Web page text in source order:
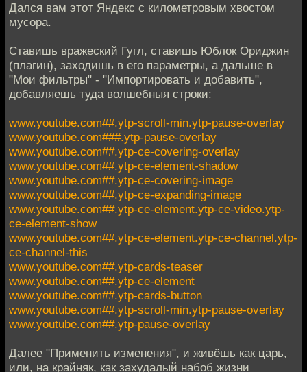
Дался вам этот Яндекс с километровым хвостом
мусора.
Ставишь вражеский Гугл, ставишь Юблок Ориджин
(плагин), заходишь в его параметры, а дальше в
"Мои фильтры" - "Импортировать и добавить",
добавляешь туда волшебныя строки:
www.youtube.com##.ytp-scroll-min.ytp-pause-overlay
www.youtube.com###.ytp-pause-overlay
www.youtube.com##.ytp-ce-covering-overlay
www.youtube.com##.ytp-ce-element-shadow
www.youtube.com##.ytp-ce-covering-image
www.youtube.com##.ytp-ce-expanding-image
www.youtube.com##.ytp-ce-element.ytp-ce-video.ytp-
ce-element-show
www.youtube.com##.ytp-ce-element.ytp-ce-channel.ytp-
ce-channel-this
www.youtube.com##.ytp-cards-teaser
www.youtube.com##.ytp-ce-element
www.youtube.com##.ytp-cards-button
www.youtube.com##.ytp-scroll-min.ytp-pause-overlay
www.youtube.com##.ytp-pause-overlay
Далее "Применить изменения", и живёшь как царь,
или, на крайняк, как захудалый набоб жизни